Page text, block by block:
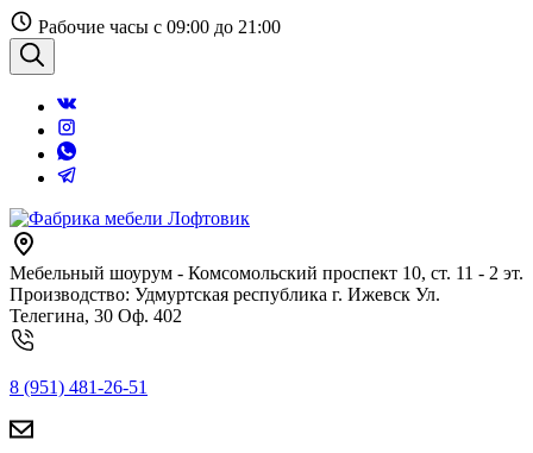
Перейти
к
содержанию
Рабочие часы с 09:00 до 21:00
Поиск
Мебельный шоурум - Комсомольский проспект 10, ст. 11 - 2 эт.
Производство: Удмуртская республика г. Ижевск Ул.
Телегина, 30 Оф. 402
8 (951) 481-26-51